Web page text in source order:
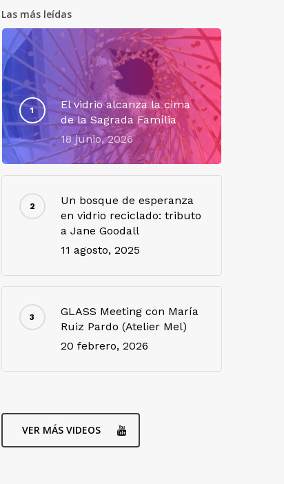
Las más leídas
El vidrio alcanza la cima
de la Sagrada Família
18 junio, 2026
Un bosque de esperanza
en vidrio reciclado: tributo
a Jane Goodall
11 agosto, 2025
GLASS Meeting con María
Ruiz Pardo (Atelier Mel)
20 febrero, 2026
VER MÁS VIDEOS